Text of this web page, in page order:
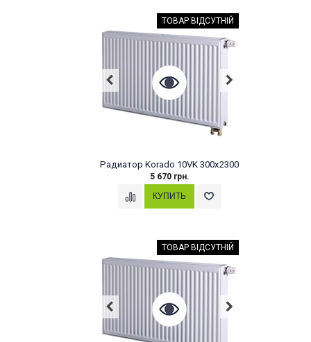
ТОВАР ВІДСУТНІЙ
Радиатор Korado 10VK 300x2300
5 670 грн.
ТОВАР ВІДСУТНІЙ